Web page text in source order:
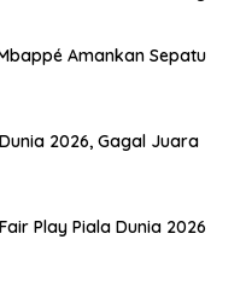
Amankan Sepatu
2026, Gagal Juara
Play Piala Dunia 2026